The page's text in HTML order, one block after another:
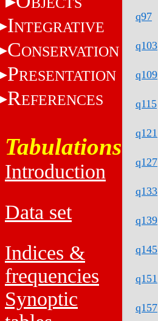
INTEGRATIVE
CONSERVATION
PRESENTATION
REFERENCES
Tabulations
Introduction
Data set
Indices &
frequencies
Synoptic
q97
q103
q109
q115
q121
q127
q133
q139
q145
q151
q157